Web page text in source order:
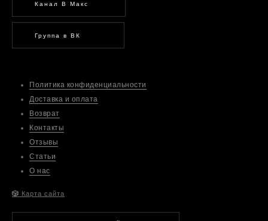
Политика конфиденциальности
Доставка и оплата
Возврат
Контакты
Отзывы
Статьи
О нас
Канал В Макс
Группа в ВК
🎲 Карта сайта